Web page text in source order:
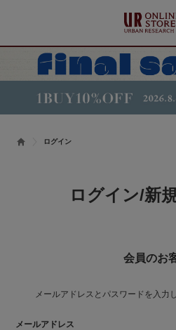
ログイン
ログイン/新
会員のお
メールアドレスとパスワードを入力
メールアドレス